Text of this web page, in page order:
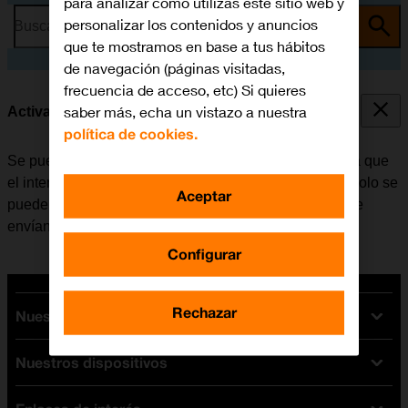
Busca por problema o tema
Activar o desactivar la identificación de llamadas
Se puede desactivar la identificación de llamadas para que
el interlocutor no pueda ver quién realiza la llamada. Solo se
puede ocultar el número con las llamadas de voz. Si se
envían mensajes, el destinatario podrá ver el número.
Nuestras tarifas
Tarifas Orange
Tarifas fibra y móvil
Nuestros dispositivos
personalizar los contenidos y anuncios
que te mostramos en base a tus hábitos
de navegación (páginas visitadas,
frecuencia de acceso, etc) Si quieres
saber más, echa un vistazo a nuestra
política de cookies.
Configurar
Rechazar
Aceptar